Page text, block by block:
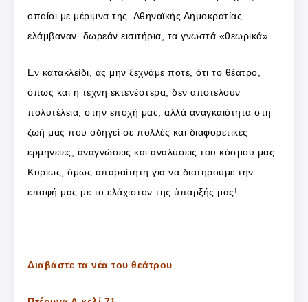
οποίοι με μέριμνα της Αθηναϊκής Δημοκρατίας
ελάμβαναν δωρεάν εισιτήρια, τα γνωστά «θεωρικά».
Εν κατακλείδι, ας μην ξεχνάμε ποτέ, ότι το θέατρο,
όπως και η τέχνη εκτενέστερα, δεν αποτελούν
πολυτέλεια, στην εποχή μας, αλλά αναγκαιότητα στη
ζωή μας που οδηγεί σε πολλές και διαφορετικές
ερμηνείες, αναγνώσεις και αναλύσεις του κόσμου μας.
Κυρίως, όμως απαραίτητη για να διατηρούμε την
επαφή μας με το ελάχιστον της ύπαρξής μας!
Διαβάστε τα νέα του θεάτρου